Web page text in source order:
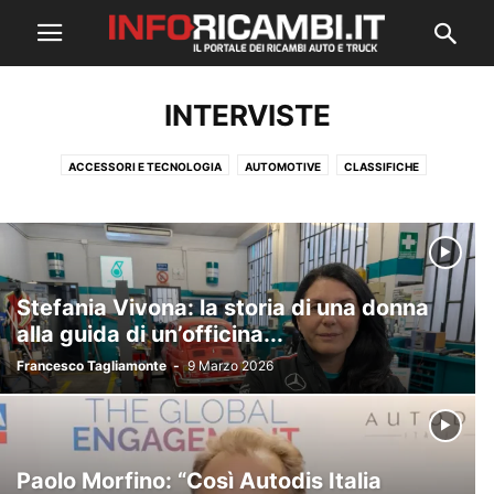
INTERVISTE
ACCESSORI E TECNOLOGIA AUTOMOTIVE CLASSIFICHE
LAVORO ED ECONOMIA MANUTENZIONE E RIPARAZIONE RICAMBI AUTO
RICAMBI TRUCK SICUREZZA ALLA GUIDA
Stefania Vivona: la storia di una donna
alla guida di un’officina...
Francesco Tagliamonte - 9 Marzo 2026
Paolo Morfino: “Così Autodis Italia